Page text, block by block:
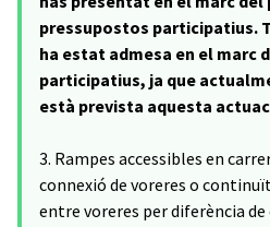
pressupostos participatius.
ha estat admesa en el marc
participatius, ja que
està prevista aquesta
3. Rampes accessibles en
connexió de voreres o
entre voreres per diferència